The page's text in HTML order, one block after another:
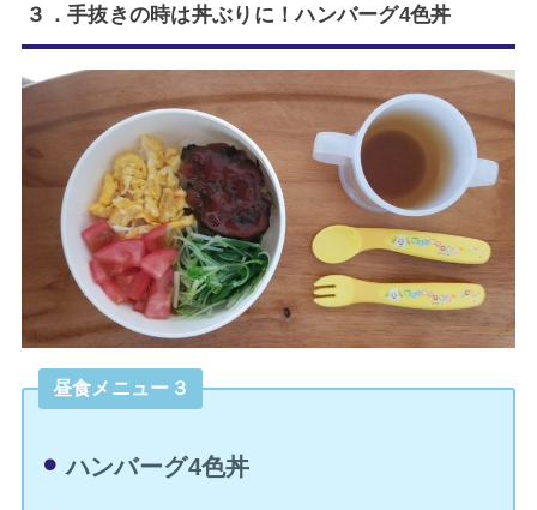
３．手抜きの時は丼ぶりに！ハンバーグ4色丼
昼食メニュー３
ハンバーグ4色丼